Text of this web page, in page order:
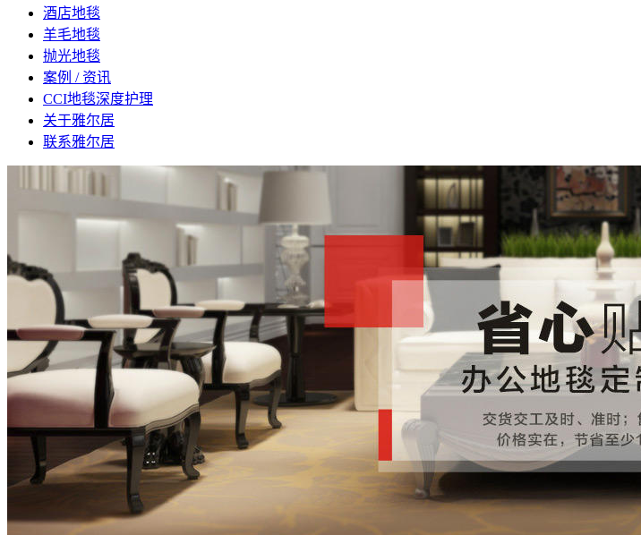
酒店地毯
羊毛地毯
抛光地毯
案例 / 资讯
CCI地毯深度护理
关于雅尔居
联系雅尔居